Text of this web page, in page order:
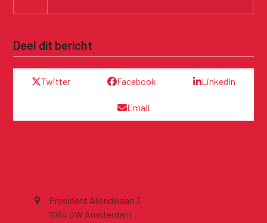
Deel dit bericht
Twitter Facebook LinkedIn
Email
President Allendelaan 3
1064 GW Amsterdam